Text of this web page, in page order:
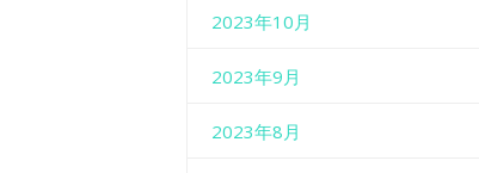
2023年10月
2023年9月
2023年8月